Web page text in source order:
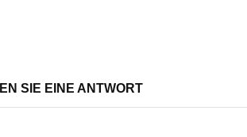
SIE EINE ANTWORT